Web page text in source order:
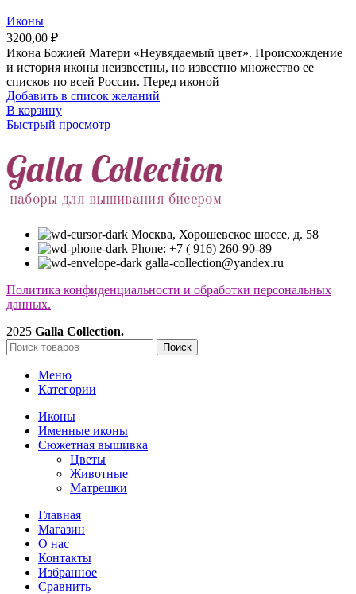
Иконы
3200,00 ₽
Икона Божией Матери «Неувядаемый цвет». Происхождение
и история иконы неизвестны, но известно множество ее
списков по всей России. Перед иконой
Добавить в список желаний
В корзину
Быстрый просмотр
Москва, Хорошевское шоссе, д. 58
Phone: +7 ( 916) 260-90-89
galla-collection@yandex.ru
Политика конфиденциальности и обработки персональных
данных.
2025 Galla Collection.
Поиск
Меню
Категории
Иконы
Именные иконы
Сюжетная вышивка
Цветы
Животные
Матрешки
Главная
Магазин
О нас
Контакты
Избранное
Сравнить